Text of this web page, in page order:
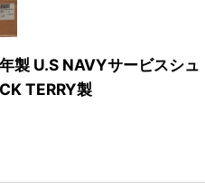
製 U.S NAVYサービスシュ
TERRY製